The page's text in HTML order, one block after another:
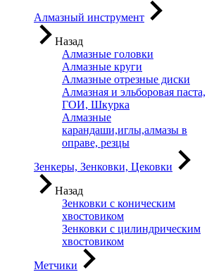
Алмазный инструмент
Назад
Алмазные головки
Алмазные круги
Алмазные отрезные диски
Алмазная и эльборовая паста,
ГОИ, Шкурка
Алмазные
карандаши,иглы,алмазы в
оправе, резцы
Зенкеры, Зенковки, Цековки
Назад
Зенковки с коническим
хвостовиком
Зенковки с цилиндрическим
хвостовиком
Метчики